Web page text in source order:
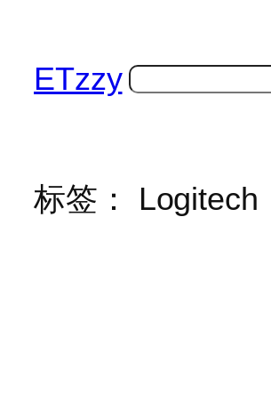
ETzzy 搜
标签： Logitech